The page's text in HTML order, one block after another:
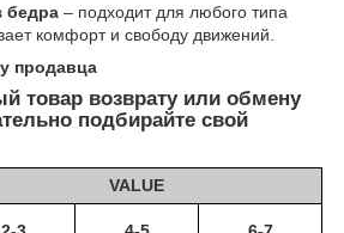
бедра – подходит для любого типа
комфорт и свободу движений.
продавца
товар возврату или обмену
подбирайте свой
VALUE